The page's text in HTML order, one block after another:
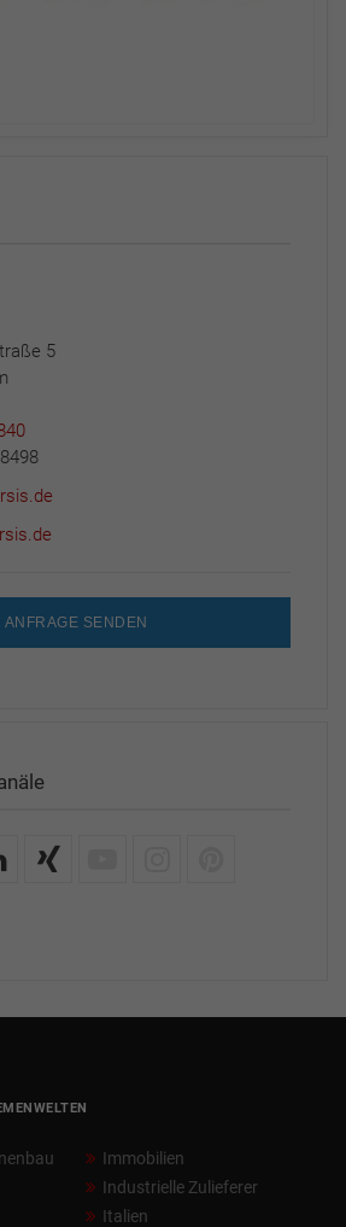
5
ANFRAGE SENDEN
Immobilien
Industrielle Zulieferer
Italien